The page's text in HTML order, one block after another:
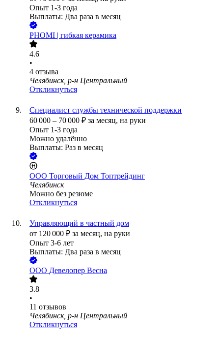
Опыт 1-3 года
Выплаты: Два раза в месяц
PHOMI | гибкая керамика
4.6
•
4 отзыва
Челябинск, р-н Центральный
Откликнуться
Специалист службы технической поддержки
60 000 – 70 000 ₽ за месяц, на руки
Опыт 1-3 года
Можно удалённо
Выплаты: Раз в месяц
ООО Торговый Дом Топтрейдинг
Челябинск
Можно без резюме
Откликнуться
Управляющий в частный дом
от 120 000 ₽ за месяц, на руки
Опыт 3-6 лет
Выплаты: Два раза в месяц
ООО Девелопер Весна
3.8
•
11 отзывов
Челябинск, р-н Центральный
Откликнуться